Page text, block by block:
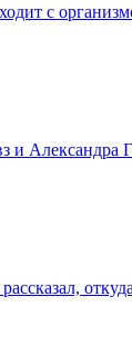
с
и Александра